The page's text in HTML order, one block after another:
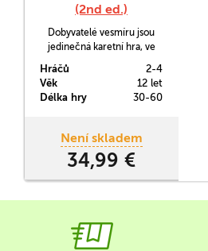
(2nd ed.)
Dobyvatelé vesmíru jsou
jedinečná karetní hra, ve
tajemství vesmíru. Hra má
unikátní herní systém, který
herní fajnšmekři jistě ocení!
Hráčů
2-4
Věk
12 let
Délka hry
30-60
Není skladem
34,99 €